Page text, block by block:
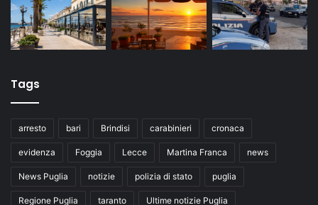
Tags
arresto bari Brindisi carabinieri cronaca
evidenza Foggia Lecce Martina Franca news
News Puglia notizie polizia di stato puglia
Regione Puglia taranto Ultime notizie Puglia